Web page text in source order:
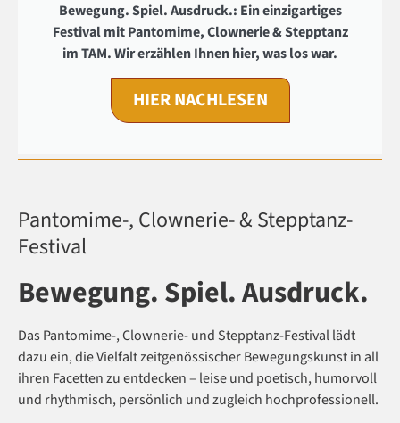
Bewegung. Spiel. Ausdruck.: Ein einzigartiges
Festival mit Pantomime, Clownerie & Stepptanz
im TAM. Wir erzählen Ihnen hier, was los war.
HIER NACHLESEN
Pantomime-, Clownerie- & Stepptanz-
Festival
Bewegung. Spiel. Ausdruck.
Das Pantomime-, Clownerie- und Stepptanz-Festival lädt
dazu ein, die Vielfalt zeitgenössischer Bewegungskunst in all
ihren Facetten zu entdecken – leise und poetisch, humorvoll
und rhythmisch, persönlich und zugleich hochprofessionell.